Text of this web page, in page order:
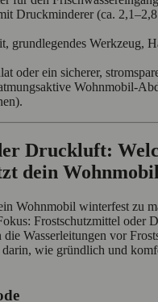
Druckminderer (ca.
grundlegendes Werkzeug,
oder ein sicherer,
Druckluft:
dein
Wohnmobil winterfest zu
Frostschutzmittel oder
Wasserleitungen vor
darin, wie gründlich und